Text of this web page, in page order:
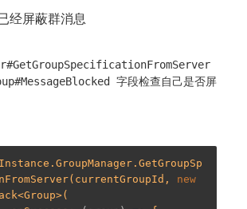
经屏蔽群消息
字段检查自己是否屏
new